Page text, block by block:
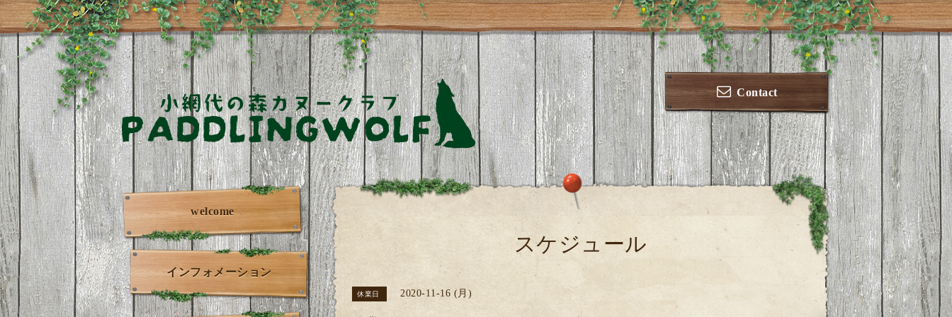
Contact
スケジュール
休業日 2020-11-16 (月)
welcome
インフォメーション